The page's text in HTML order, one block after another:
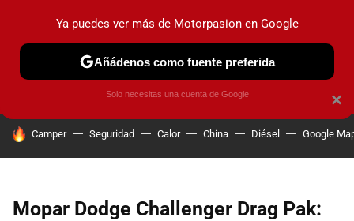
PRUEBAS COCHES ELÉCTRICOS OBSERVATORIO
HOY SE HABLA DE
Camper Seguridad Calor China Diésel Google
Mopar Dodge Challenger Drag Pak:
×
Ya puedes ver más de Motorpasion en Google
Añádenos como fuente preferida
Solo necesitas una cuenta de Google